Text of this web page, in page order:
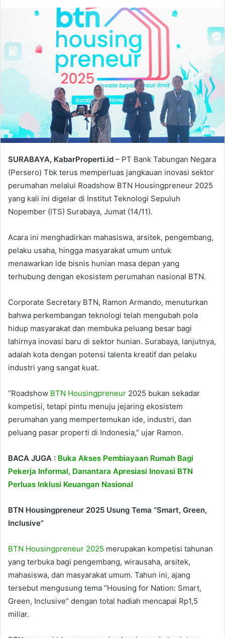
SURABAYA, KabarProperti.id – PT Bank Tabungan Negara
(Persero) Tbk terus memperluas jangkauan inovasi sektor
perumahan melalui Roadshow BTN Housingpreneur 2025
yang kali ini digelar di Institut Teknologi Sepuluh
Nopember (ITS) Surabaya, Jumat (14/11).
Acara ini menghadirkan mahasiswa, arsitek, pengembang,
pelaku usaha, hingga masyarakat umum untuk
menawarkan ide bisnis hunian masa depan yang
terhubung dengan ekosistem perumahan nasional BTN.
Corporate Secretary BTN, Ramon Armando, menuturkan
bahwa perkembangan teknologi telah mengubah pola
hidup masyarakat dan membuka peluang besar bagi
lahirnya inovasi baru di sektor hunian. Surabaya, lanjutnya,
adalah kota dengan potensi talenta kreatif dan pelaku
industri yang sangat kuat.
“Roadshow BTN Housingpreneur 2025 bukan sekadar
kompetisi, tetapi pintu menuju jejaring ekosistem
perumahan yang mempertemukan ide, industri, dan
peluang pasar properti di Indonesia,” ujar Ramon.
BACA JUGA : Buka Akses Pembiayaan Rumah Bagi
Pekerja Informal, Danantara Apresiasi Inovasi BTN
Perluas Inklusi Keuangan Nasional
BTN Housingpreneur 2025 Usung Tema “Smart, Green,
Inclusive”
BTN Housingpreneur 2025 merupakan kompetisi tahunan
yang terbuka bagi pengembang, wirausaha, arsitek,
mahasiswa, dan masyarakat umum. Tahun ini, ajang
tersebut mengusung tema “Housing for Nation: Smart,
Green, Inclusive” dengan total hadiah mencapai Rp1,5
miliar.